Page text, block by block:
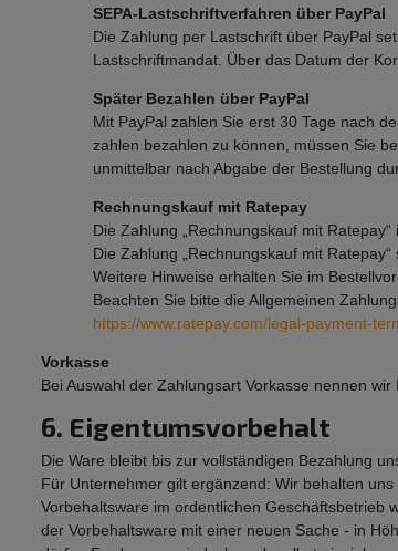
SEPA-Lastschriftverfahren über PayPal
Die Zahlung per Lastschrift über PayPal
Lastschriftmandat. Über das Datum der
Später Bezahlen über PayPal
Mit PayPal zahlen Sie erst 30 Tage nach
zahlen bezahlen zu können, müssen Sie
unmittelbar nach Abgabe der Bestellung
Rechnungskauf mit Ratepay
Die Zahlung „Rechnungskauf mit
Die Zahlung „Rechnungskauf mit
Weitere Hinweise erhalten Sie im
Beachten Sie bitte die Allgemeinen
https://www.ratepay.com/legal-payment-
Vorkasse
Bei Auswahl der Zahlungsart Vorkasse nennen
6. Eigentumsvorbehalt
Die Ware bleibt bis zur vollständigen Bezahlung
Für Unternehmer gilt ergänzend: Wir behalten
Vorbehaltsware im ordentlichen Geschäftsbetrieb
der Vorbehaltsware mit einer neuen Sache - in